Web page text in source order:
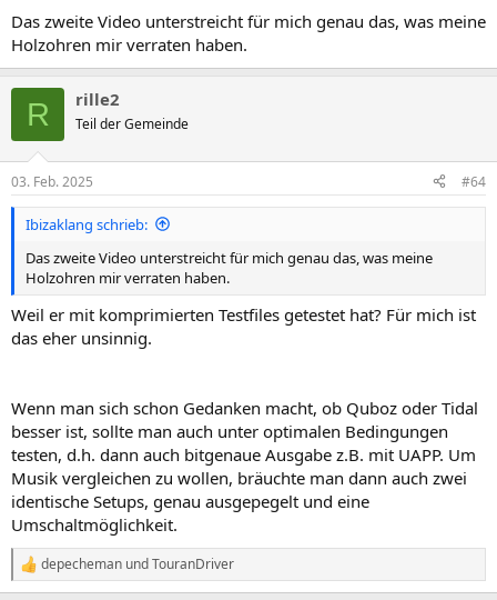
Das zweite Video unterstreicht für mich genau das, was meine
Holzohren mir verraten haben.
R rille2
Teil der Gemeinde
03. Feb. 2025 #64
Ibizaklang schrieb:
Das zweite Video unterstreicht für mich genau das, was meine
Holzohren mir verraten haben.
Weil er mit komprimierten Testfiles getestet hat? Für mich ist
das eher unsinnig.
Wenn man sich schon Gedanken macht, ob Quboz oder Tidal
besser ist, sollte man auch unter optimalen Bedingungen
testen, d.h. dann auch bitgenaue Ausgabe z.B. mit UAPP. Um
Musik vergleichen zu wollen, bräuchte man dann auch zwei
identische Setups, genau ausgepegelt und eine
Umschaltmöglichkeit.
R
e
depecheman undTouranDriver